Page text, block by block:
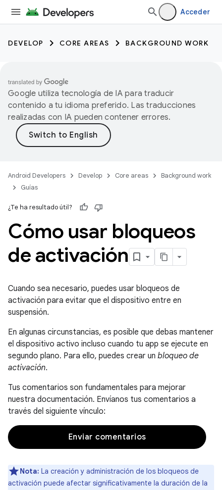
Acceder
DEVELOP CORE AREAS BACKGROUND WORK
Google utiliza tecnología de IA para traducir
contenido a tu idioma preferido. Las traducciones
realizadas con IA pueden contener errores.
Android Developers Develop Core areas
Background work
Guías
¿Te ha resultado útil?
Cómo usar bloqueos
de activación
Cuando sea necesario, puedes usar bloqueos de
activación para evitar que el dispositivo entre en
suspensión.
En algunas circunstancias, es posible que debas mantener
el dispositivo activo incluso cuando tu app se ejecute en
segundo plano. Para ello, puedes crear un bloqueo de
activación.
Tus comentarios son fundamentales para mejorar
nuestra documentación. Envíanos tus comentarios a
través del siguiente vínculo:
Enviar comentarios
Nota: La creación y administración de los bloqueos de
activación puede afectar significativamente la duración de la